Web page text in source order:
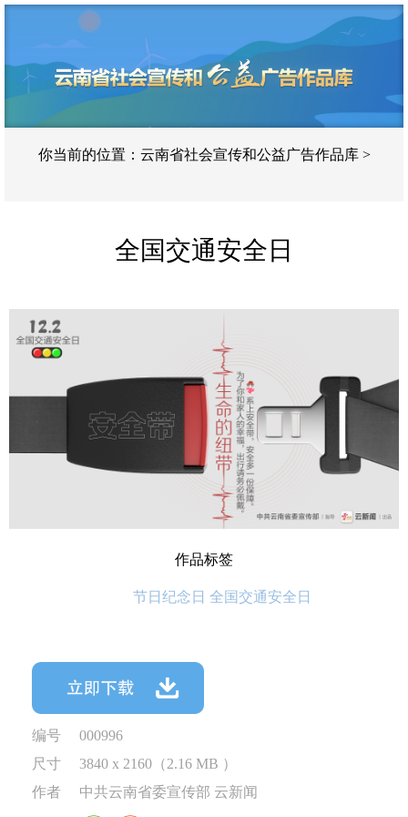
你当前的位置： 云南省社会宣传和公益广告作品库 >
全国交通安全日
作品标签
节日纪念日 全国交通安全日
编号
000996
尺寸
3840 x 2160（2.16 MB ）
作者
中共云南省委宣传部 云新闻